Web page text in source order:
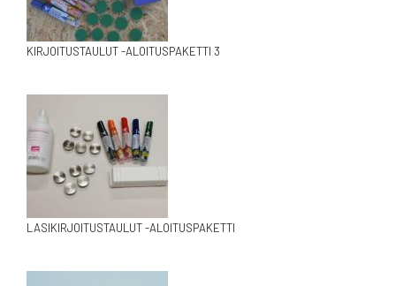
KIRJOITUSTAULUT -ALOITUSPAKETTI 3
LASIKIRJOITUSTAULUT -ALOITUSPAKETTI